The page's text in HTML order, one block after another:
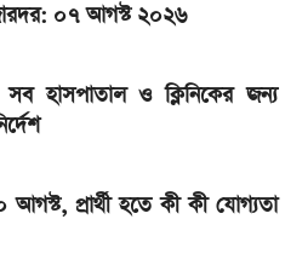
আগস্ট ২০২৬
ম্যাচ; লাইভ দেখুন এখানে
জানাল শিক্ষা বোর্ড
০৭ আগস্ট ২০২৬
সব হাসপাতাল ও ক্লিনিকের জন্য
আগস্ট, প্রার্থী হতে কী কী যোগ্যতা